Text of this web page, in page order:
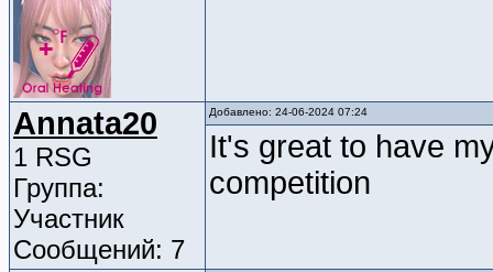
Annata20
1 RSG
Группа:
Участник
Сообщений: 7
Добавлено: 24-06-2024 07:24
It's great to have
competition